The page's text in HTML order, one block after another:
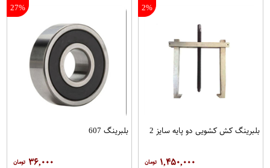
2%
بلبرینگ کش کشویی دو پایه سایز 2
۱,۴۵۰,۰۰۰
27%
بلبرینگ 607
۳۶,۰۰۰